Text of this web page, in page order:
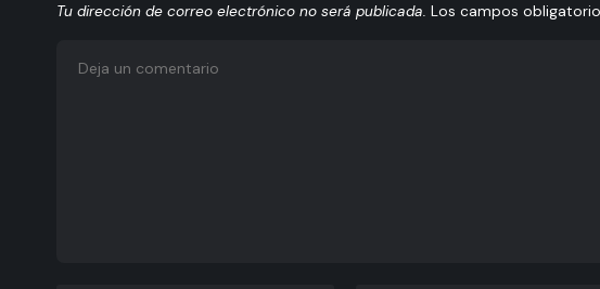
Tu dirección de correo electrónico no será publicada. Los campos